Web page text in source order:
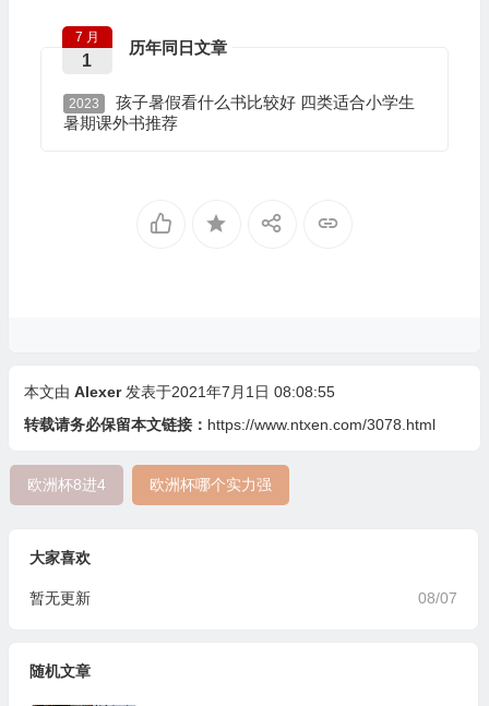
历年同日文章
7 月
1
2023
孩子暑假看什么书比较好 四类适合小学生
暑期课外书推荐
本文由 Alexer 发表于2021年7月1日 08:08:55
转载请务必保留本文链接： https://www.ntxen.com/3078.html
欧洲杯8进4 欧洲杯哪个实力强
大家喜欢
08/07
暂无更新
随机文章